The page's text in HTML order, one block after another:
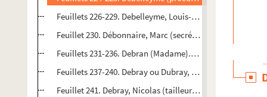
Feuillets 226-229. Debelleyme, Louis-Charles
Feuillet 230. Débonnaire, Marc (secrétaire du roi).
Feuillets 231-236. Debran (Madame). Lettre autographe
Feuillets 237-240. Debray ou Dubray, Gaspard (maître
Feuillet 241. Debray, Nicolas (tailleur). Promesse de